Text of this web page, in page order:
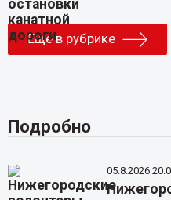
Еще в рубрике
Подробно
05.8.2026